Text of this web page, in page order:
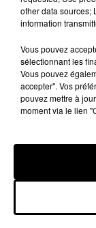
100%
100% Radio
21 décembre
LES INFOS
11H01
Les infos de
other data sources;
information
Vous pouvez
sélectionnant les
Vous pouvez
accepter". Vos
pouvez mettre à
moment via le lien